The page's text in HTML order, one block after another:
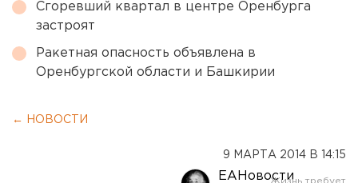
Сгоревший квартал в центре Оренбурга
застроят
Ракетная опасность объявлена в
Оренбургской области и Башкирии
← НОВОСТИ
9 МАРТА 2014 В 14:15
ЕАНовости